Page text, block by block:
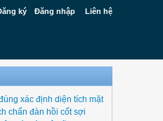
ký Đăng nhập Liên hệ
xác định diện tích mặt
chấn đàn hồi cốt sợi